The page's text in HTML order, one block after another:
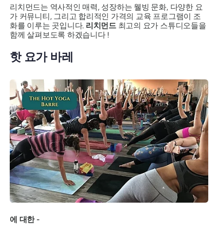
리치먼드는 역사적인 매력, 성장하는 웰빙 문화, 다양한 요
가 커뮤니티, 그리고 합리적인 가격의 교육 프로그램이 조
화를 이루는 곳입니다. 리치먼드최고의 요가 스튜디오들을
함께 살펴보도록 하겠습니다 !
핫 요가 바레
에 대한 -